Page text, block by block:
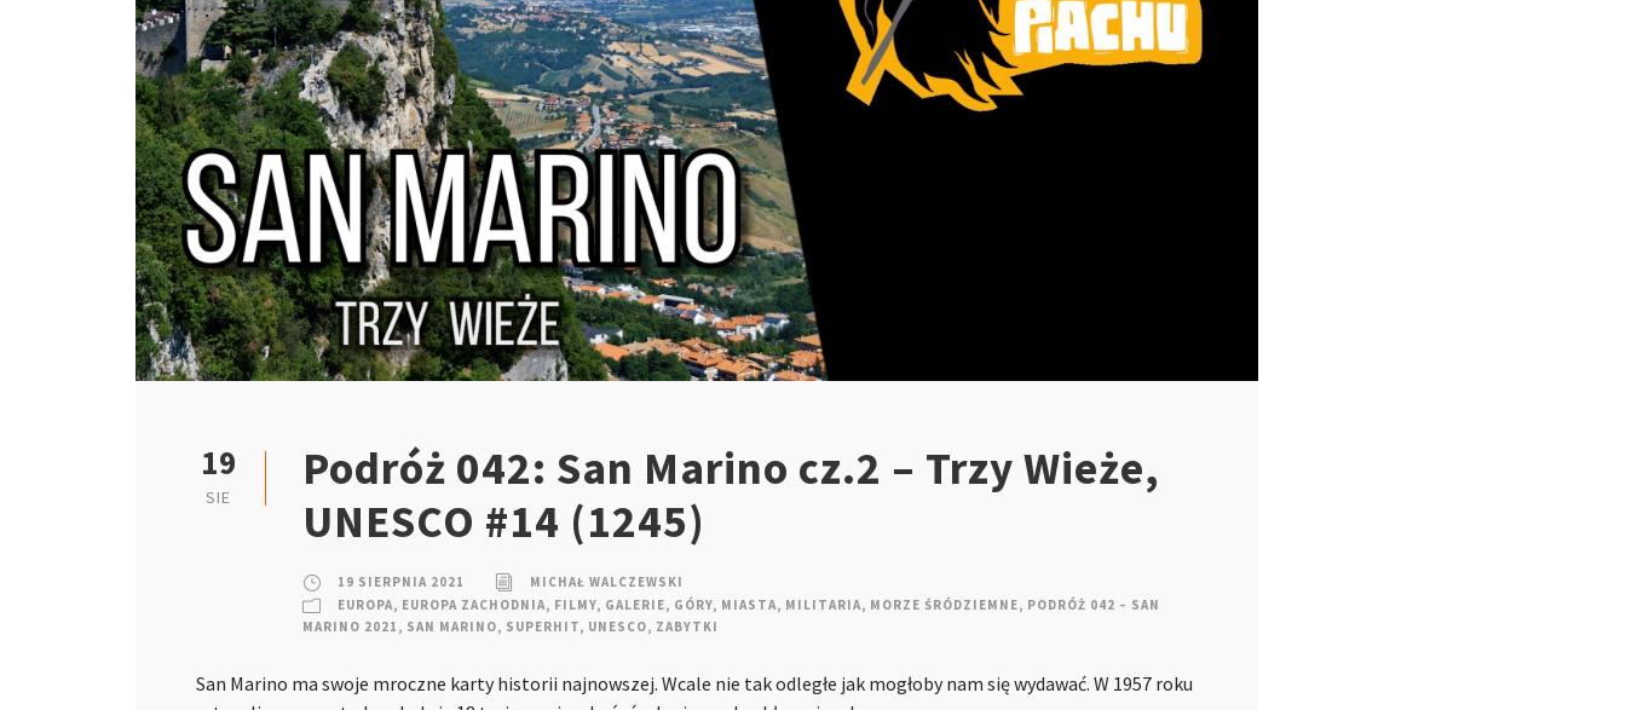
19
SIE
Podróż 042: San Marino cz.2 – Trzy Wieże,
UNESCO #14 (1245)
19 SIERPNIA 2021
MICHAŁ WALCZEWSKI
EUROPA, EUROPA ZACHODNIA, FILMY, GALERIE, GÓRY, MIASTA, MILITARIA, MORZE ŚRÓDZIEMNE, PODRÓŻ 042 – SAN
MARINO 2021 , SAN MARINO, SUPERHIT, UNESCO, ZABYTKI
San Marino ma swoje mroczne karty historii najnowszej. Wcale nie tak odległe jak mogłoby nam się wydawać. W 1957 roku